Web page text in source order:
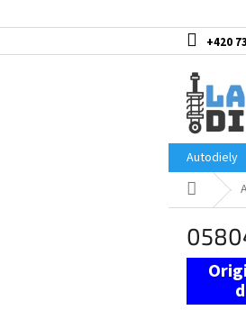
na
+420
Autodiely
Domov